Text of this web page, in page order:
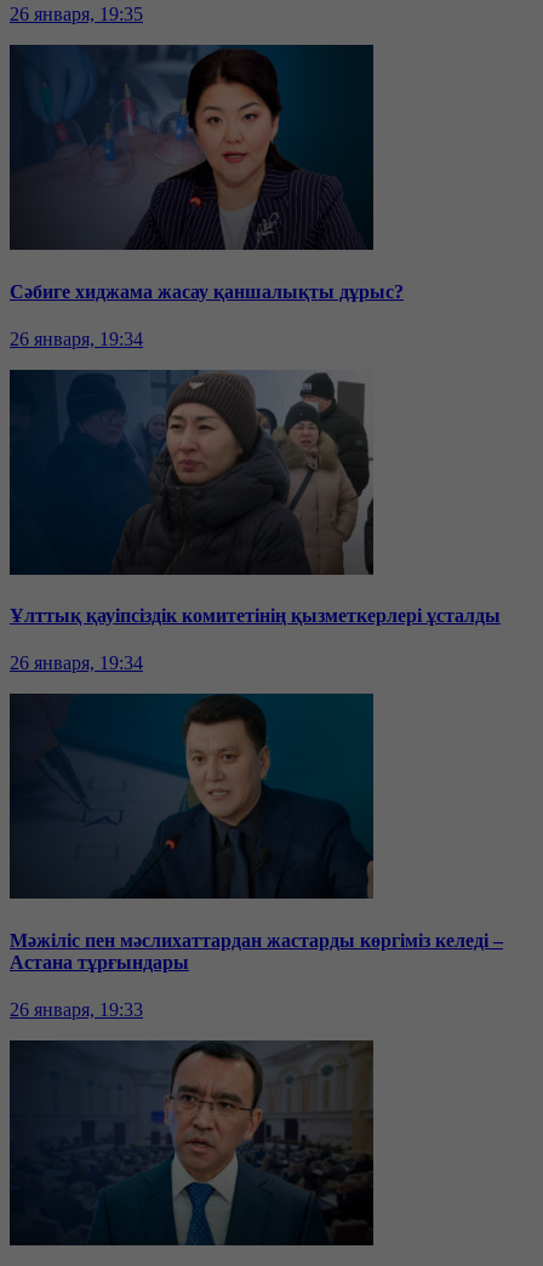
26 января, 19:35
Сәбиге хиджама жасау қаншалықты дұрыс?
26 января, 19:34
Ұлттық қауіпсіздік комитетінің қызметкерлері ұсталды
26 января, 19:34
Мәжіліс пен мәслихаттардан жастарды көргіміз келеді –
Астана тұрғындары
26 января, 19:33